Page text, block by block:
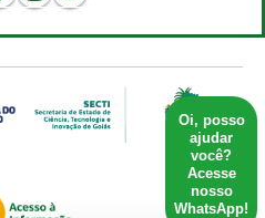
Oi, posso
ajudar
você?
Acesse
nosso
WhatsApp!